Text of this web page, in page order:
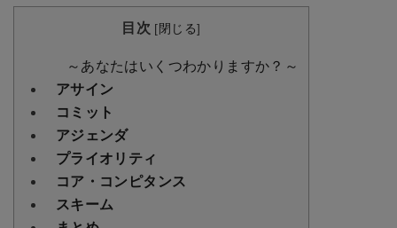
目次 [閉じる]
～あなたはいくつわかりますか？～
アサイン
コミット
アジェンダ
プライオリティ
コア・コンピタンス
スキーム